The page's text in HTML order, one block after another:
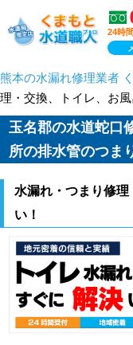
24時
熊本の水漏れ修理業者
理・交換、トイレ、お
玉名郡の水道蛇口
所の排水管のつま
水漏れ・つまり修
い！